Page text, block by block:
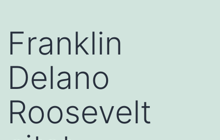
Franklin
Delano
Roosevelt